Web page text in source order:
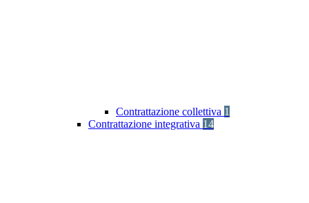
Contrattazione collettiva 1
Contrattazione integrativa 14